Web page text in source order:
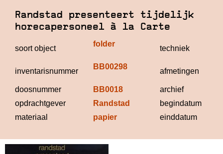
Randstad presenteert tijdelijk
horecapersoneel à la Carte
soort object
folder
techniek
inventarisnummer
BB00298
afmetingen
doosnummer
BB0018 archief
opdrachtgever
Randstad
begindatum
materiaal
papier einddatum